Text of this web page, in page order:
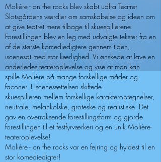
Molière - on the rocks blev skabt udfra Teatret
Slotsgårdens værdier om samskabelse og ideen om
at give teatret mere tilbage til skuespillerene.
Forestillingen blev en leg med udvalgte tekster fra en
af de største komediedigtere gennem tiden,
iscenesat med stor kærlighed. Vi ønskede at lave en
anderledes teateroplevelse og vise at man kan
spille Molière på mange forskellige måder og
faconer. I iscenesættelsen skiftede
skuespilleren mellem forskellige karakteroptegnelser,
neutrale, melankolske, groteske og realistiske. Det
gav en overraksende forestillingsform og gjorde
forestillingen til et festfyrværkeri og en unik Molière-
teateroplevelse!
Molière - on the rocks var en fejring og hyldest til en
stor komediedigter!